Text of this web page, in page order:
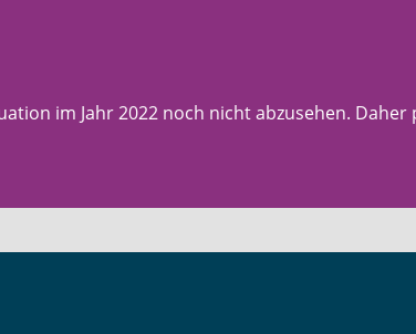
im Jahr 2022 noch nicht abzusehen. Daher